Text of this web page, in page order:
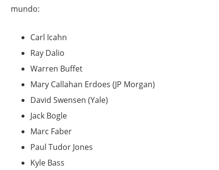
mundo:
Carl Icahn
Ray Dalio
Warren Buffet
Mary Callahan Erdoes (JP Morgan)
David Swensen (Yale)
Jack Bogle
Marc Faber
Paul Tudor Jones
Kyle Bass